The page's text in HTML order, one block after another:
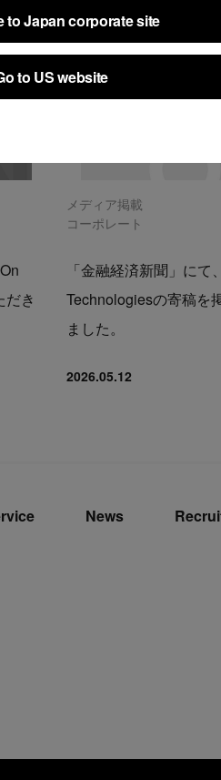
to Japan corporate site
to Japan corporate site
to US website
to US website
だき
メディア掲載
コーポレート
「金融経済新聞」にて
Technologiesの寄稿を
ました。
2026.05.12
News